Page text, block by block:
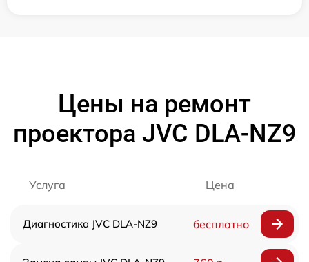
Цены на ремонт
проектора JVC DLA-NZ9
Услуга Цена
Диагностика JVC DLA-NZ9 бесплатно